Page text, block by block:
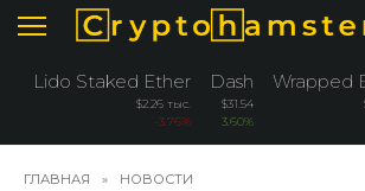
Перейти
содержанию
Lido Staked Ether
$2.26 тыс.
-3.76%
Dash
$31.54
3.60%
Wrapped
ГЛАВНАЯ » НОВОСТИ